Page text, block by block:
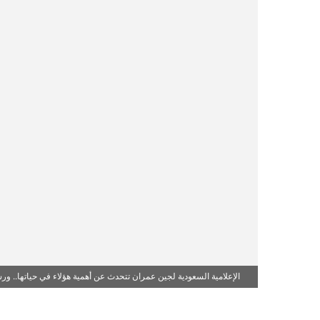
الإعلامية السعودية لجين عمران تتحدث عن أهمية هؤلاء في حياتها..